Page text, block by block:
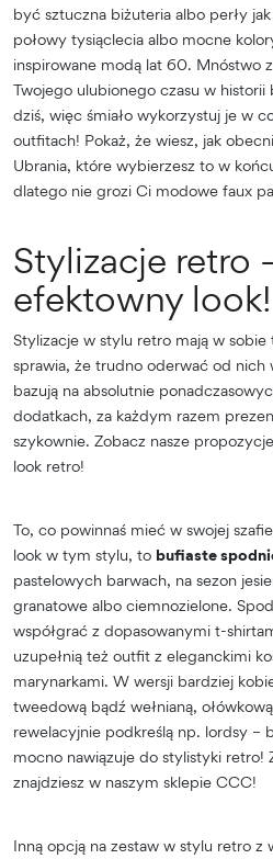
być sztuczna biżuteria albo perły
połowy tysiąclecia albo mocne
inspirowane modą lat 60. Mnóstwo
Twojego ulubionego czasu w historii
dziś, więc śmiało wykorzystuj je w
outfitach! Pokaż, że wiesz, jak
Ubrania, które wybierzesz to w
dlatego nie grozi Ci modowe faux
Stylizacje retro
efektowny look!
Stylizacje w stylu retro mają w sobie
sprawia, że trudno oderwać od nich
bazują na absolutnie
dodatkach, za każdym razem
szykownie. Zobacz nasze
look retro!
To, co powinnaś mieć w swojej
look w tym stylu, to bufiaste
pastelowych barwach, na sezon
granatowe albo ciemnozielone.
współgrać z dopasowanymi t-
uzupełnią też outfit z eleganckimi
marynarkami. W wersji bardziej
tweedową bądź wełnianą,
rewelacyjnie podkreślą np. lordsy –
mocno nawiązuje do stylistyki retro!
znajdziesz w naszym sklepie CCC!
Inną opcją na zestaw w stylu retro z